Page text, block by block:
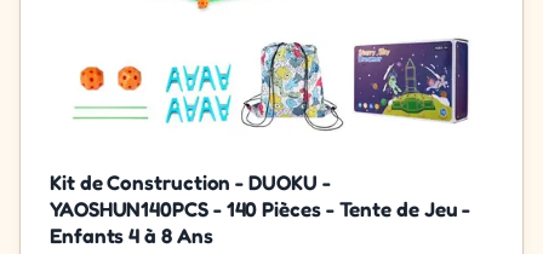
Kit de Construction - DUOKU -
YAOSHUN140PCS - 140 Pièces - Tente de Jeu -
Enfants 4 à 8 Ans